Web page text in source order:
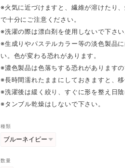
※火気に近づけますと、繊維が溶けたり
で十分にご注意ください。
※洗濯の際は漂白剤を使用しないで下さい
※生成りやパステルカラー等の淡色製品
い。色が変わる恐れがあります。
※濃色製品は色落ちする恐れがあります
※長時間濡れたままにしておきますと、移
※洗濯後は緩く絞り、すぐに形を整え日陰
※タンブル乾燥はしないで下さい。
種類
数量